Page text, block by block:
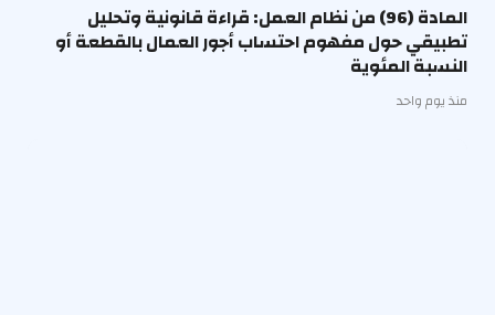
المادة (96) من نظام العمل: قراءة قانونية وتحليل
تطبيقي حول مفهوم احتساب أجور العمال بالقطعة أو
النسبة المئوية
منذ يوم واحد